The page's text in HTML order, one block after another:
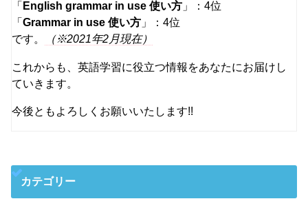
「 English grammar in use 使い方 」：4位
「Grammar in use 使い方 」：4位
です。
（※2021年2月現在）
これからも、英語学習に役立つ情報をあなたにお届けし
ていきます。
今後ともよろしくお願いいたします!!
カテゴリー